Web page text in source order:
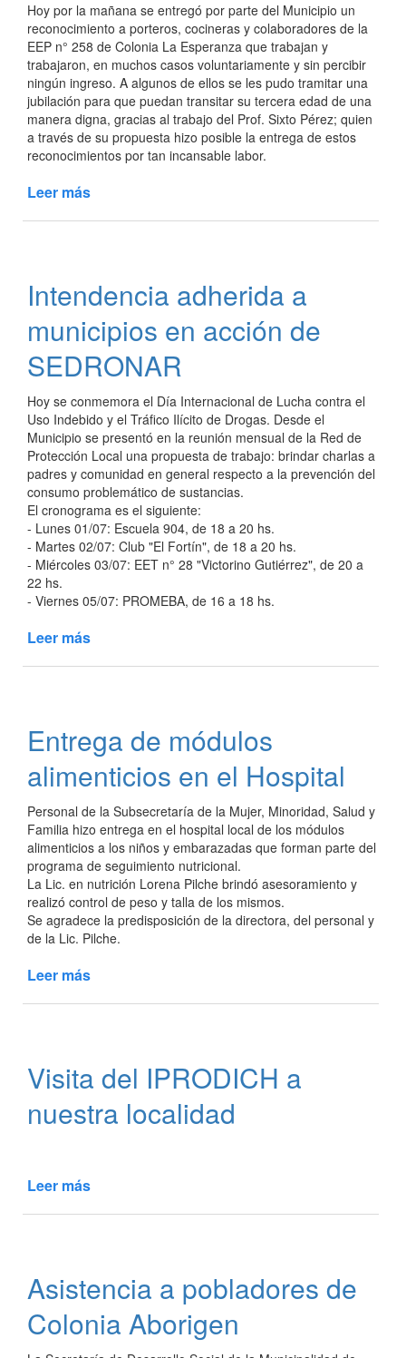
Hoy por la mañana se entregó por parte del Municipio un
reconocimiento a porteros, cocineras y colaboradores de la
EEP n° 258 de Colonia La Esperanza que trabajan y
trabajaron, en muchos casos voluntariamente y sin percibir
ningún ingreso. A algunos de ellos se les pudo tramitar una
jubilación para que puedan transitar su tercera edad de una
manera digna, gracias al trabajo del Prof. Sixto Pérez; quien
a través de su propuesta hizo posible la entrega de estos
reconocimientos por tan incansable labor.
Leer más
la
E.E.P.
Nº
258
Colonia
Esperanza
Intendencia adherida a
municipios en acción de
SEDRONAR
Hoy se conmemora el Día Internacional de Lucha contra el
Uso Indebido y el Tráfico Ilícito de Drogas. Desde el
Municipio se presentó en la reunión mensual de la Red de
Protección Local una propuesta de trabajo: brindar charlas a
padres y comunidad en general respecto a la prevención del
consumo problemático de sustancias.
El cronograma es el siguiente:
- Lunes 01/07: Escuela 904, de 18 a 20 hs.
- Martes 02/07: Club "El Fortín", de 18 a 20 hs.
- Miércoles 03/07: EET n° 28 "Victorino Gutiérrez", de 20 a
22 hs.
- Viernes 05/07: PROMEBA, de 16 a 18 hs.
Leer más
en
acción
de
Entrega de módulos
alimenticios en el Hospital
Personal de la Subsecretaría de la Mujer, Minoridad, Salud y
Familia hizo entrega en el hospital local de los módulos
alimenticios a los niños y embarazadas que forman parte del
programa de seguimiento nutricional.
La Lic. en nutrición Lorena Pilche brindó asesoramiento y
realizó control de peso y talla de los mismos.
Se agradece la predisposición de la directora, del personal y
de la Lic. Pilche.
Leer más
en
el
Hospital
Visita del IPRODICH a
nuestra localidad
Leer más
nuestra
localidad
Asistencia a pobladores de
Colonia Aborigen